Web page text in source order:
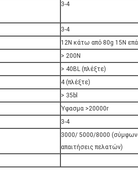
3-4
3-4
12N κάτω από 80g 15N
> 200N
> 40BL (πλέξτε)
4 (πλέξτε)
> 35bl
Ύφασμα >20000r
3-4
3000/ 5000/8000
απαιτήσεις πελατών)